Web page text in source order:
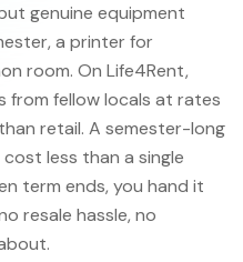
genuine equipment
a printer for
room. On Life4Rent,
fellow locals at rates
retail. A semester-long
less than a single
term ends, you hand it
resale hassle, no